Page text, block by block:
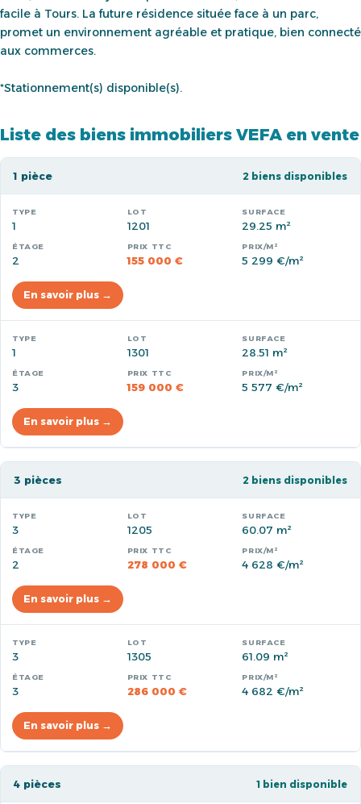
facile à Tours. La future résidence située face à un parc,
promet un environnement agréable et pratique, bien connecté
aux commerces.
*Stationnement(s) disponible(s).
Liste des biens immobiliers VEFA en vente
1 pièce 2 biens disponibles
1 1201 29.25 m²
2 155 000 € 5 299 €/m²
En savoir plus →
1 1301 28.51 m²
3 159 000 € 5 577 €/m²
En savoir plus →
3 pièces 2 biens disponibles
3 1205 60.07 m²
2 278 000 € 4 628 €/m²
En savoir plus →
3 1305 61.09 m²
3 286 000 € 4 682 €/m²
En savoir plus →
4 pièces 1 bien disponible